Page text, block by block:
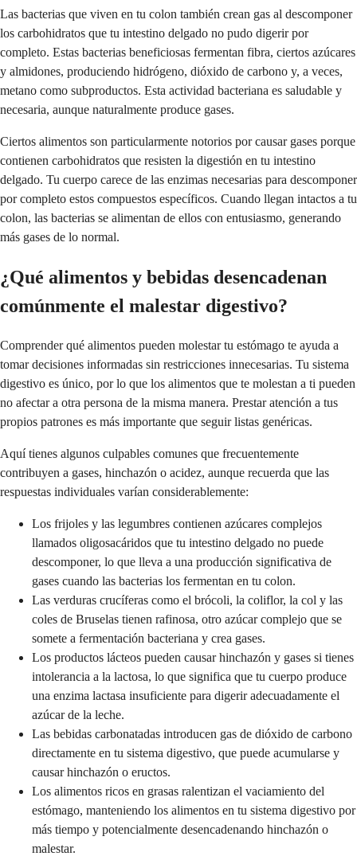
Las bacterias que viven en tu colon también crean gas al descomponer
los carbohidratos que tu intestino delgado no pudo digerir por
completo. Estas bacterias beneficiosas fermentan fibra, ciertos azúcares
y almidones, produciendo hidrógeno, dióxido de carbono y, a veces,
metano como subproductos. Esta actividad bacteriana es saludable y
necesaria, aunque naturalmente produce gases.
Ciertos alimentos son particularmente notorios por causar gases porque
contienen carbohidratos que resisten la digestión en tu intestino
delgado. Tu cuerpo carece de las enzimas necesarias para descomponer
por completo estos compuestos específicos. Cuando llegan intactos a tu
colon, las bacterias se alimentan de ellos con entusiasmo, generando
más gases de lo normal.
¿Qué alimentos y bebidas desencadenan
comúnmente el malestar digestivo?
Comprender qué alimentos pueden molestar tu estómago te ayuda a
tomar decisiones informadas sin restricciones innecesarias. Tu sistema
digestivo es único, por lo que los alimentos que te molestan a ti pueden
no afectar a otra persona de la misma manera. Prestar atención a tus
propios patrones es más importante que seguir listas genéricas.
Aquí tienes algunos culpables comunes que frecuentemente
contribuyen a gases, hinchazón o acidez, aunque recuerda que las
respuestas individuales varían considerablemente:
Los frijoles y las legumbres contienen azúcares complejos
llamados oligosacáridos que tu intestino delgado no puede
descomponer, lo que lleva a una producción significativa de
gases cuando las bacterias los fermentan en tu colon.
Las verduras crucíferas como el brócoli, la coliflor, la col y las
coles de Bruselas tienen rafinosa, otro azúcar complejo que se
somete a fermentación bacteriana y crea gases.
Los productos lácteos pueden causar hinchazón y gases si tienes
intolerancia a la lactosa, lo que significa que tu cuerpo produce
una enzima lactasa insuficiente para digerir adecuadamente el
azúcar de la leche.
Las bebidas carbonatadas introducen gas de dióxido de carbono
directamente en tu sistema digestivo, que puede acumularse y
causar hinchazón o eructos.
Los alimentos ricos en grasas ralentizan el vaciamiento del
estómago, manteniendo los alimentos en tu sistema digestivo por
más tiempo y potencialmente desencadenando hinchazón o
malestar.